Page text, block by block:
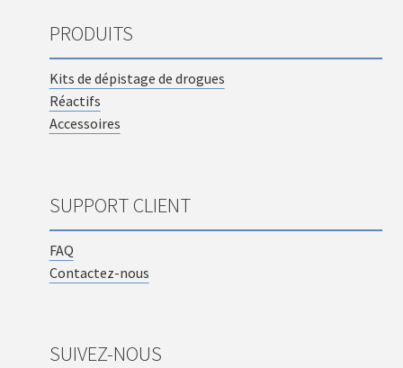
PRODUITS
Kits de dépistage de drogues
Réactifs
Accessoires
SUPPORT CLIENT
FAQ
Contactez-nous
SUIVEZ-NOUS